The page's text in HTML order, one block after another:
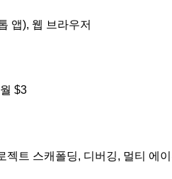
앱), 웹 브라우저
$3
젝트 스캐폴딩, 디버깅, 멀티 에